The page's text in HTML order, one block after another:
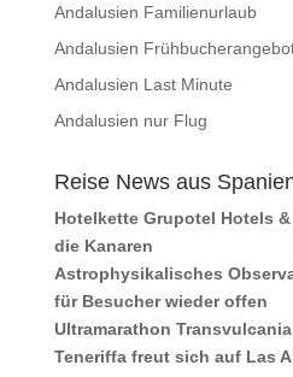
Andalusien Familienurlaub
Andalusien
Andalusien Last Minute
Andalusien nur Flug
Reise News aus
Hotelkette Grupotel Hotels
die Kanaren
Astrophysikalisches
für Besucher wieder offen
Ultramarathon
Teneriffa freut sich auf Las